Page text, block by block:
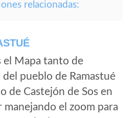
relacionadas:
el Mapa tanto de
pueblo de Ramastué
de Castejón de Sos en
manejando el zoom para